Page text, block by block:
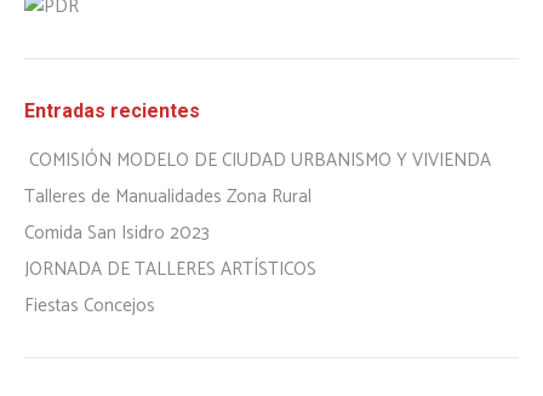
Entradas recientes
COMISIÓN MODELO DE CIUDAD URBANISMO Y VIVIENDA
Talleres de Manualidades Zona Rural
Comida San Isidro 2023
JORNADA DE TALLERES ARTÍSTICOS
Fiestas Concejos